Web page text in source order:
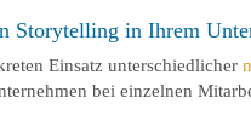
Storytelling in Ihrem
Einsatz unterschiedlicher
bei einzelnen